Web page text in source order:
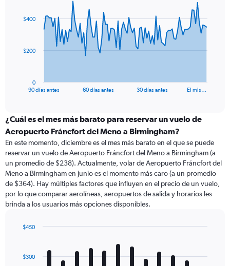
data
The
categories.
Range:
91
categories.
The
chart
has
1
Y
axis
values.
to
90 días antes 60 días antes 30 días antes El mis…
0
$200
$400
¿Cuál es el mes más barato para reservar un vuelo de
Aeropuerto Fráncfort del Meno a Birmingham?
En este momento, diciembre es el mes más barato en el que se puede
reservar un vuelo de Aeropuerto Fráncfort del Meno a Birmingham (a
un promedio de $238). Actualmente, volar de Aeropuerto Fráncfort del
Meno a Birmingham en junio es el momento más caro (a un promedio
de $364). Hay múltiples factores que influyen en el precio de un vuelo,
por lo que comparar aerolíneas, aeropuertos de salida y horarios les
brinda a los usuarios más opciones disponibles.
with
12
$300
$450